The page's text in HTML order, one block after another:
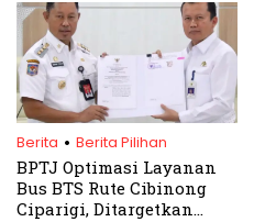
Berita . Berita Pilihan
BPTJ Optimasi Layanan
Bus BTS Rute Cibinong
Ciparigi, Ditargetkan